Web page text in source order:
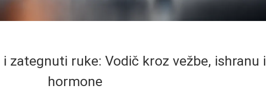
zategnuti ruke: Vodič kroz vežbe, ishranu i
hormone